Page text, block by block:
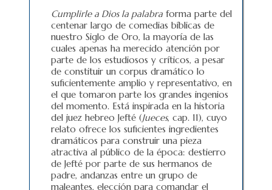
Cumplirle a Dios la palabra forma parte del
centenar largo de comedias bíblicas de
nuestro Siglo de Oro, la mayoría de las
cuales apenas ha merecido atención por
parte de los estudiosos y críticos, a pesar
de constituir un corpus dramático lo
suficientemente amplio y representativo, en
el que tomaron parte los grandes ingenios
del momento. Está inspirada en la historia
del juez hebreo Jefté (Jueces, cap. 11), cuyo
relato ofrece los suficientes ingredientes
dramáticos para construir una pieza
atractiva al público de la época: destierro
de Jefté por parte de sus hermanos de
padre, andanzas entre un grupo de
maleantes, elección para comandar el